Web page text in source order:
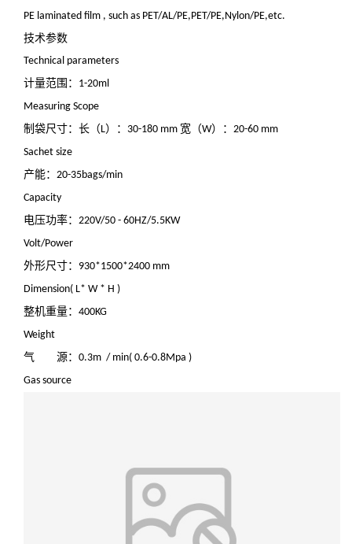
PE laminated film , such as PET/AL/PE,PET/PE,Nylon/PE,etc.
技术参数
Technical parameters
计量范围： 1-20ml
Measuring Scope
制袋尺寸：长（L）： 30-180 mm 宽（W）： 20-60 mm
Sachet size
产能： 20-35bags/min
Capacity
电压功率： 220V/50 - 60HZ/5.5KW
Volt/Power
外形尺寸： 930*1500*2400 mm
Dimension( L* W * H )
整机重量： 400KG
Weight
气
源： 0.3m / min( 0.6-0.8Mpa )
Gas source